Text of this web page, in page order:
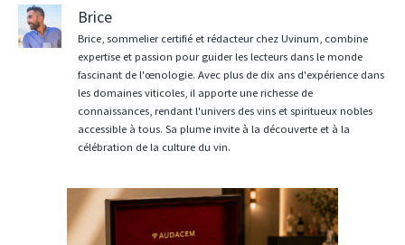
Brice
Brice, sommelier certifié et rédacteur chez Uvinum, combine
expertise et passion pour guider les lecteurs dans le monde
fascinant de l'œnologie. Avec plus de dix ans d'expérience dans
les domaines viticoles, il apporte une richesse de
connaissances, rendant l'univers des vins et spiritueux nobles
accessible à tous. Sa plume invite à la découverte et à la
célébration de la culture du vin.